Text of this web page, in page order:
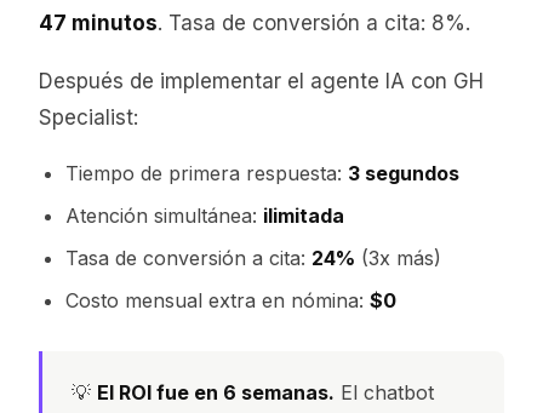
47 minutos. Tasa de conversión a cita: 8%.
Después de implementar el agente IA con GH
Specialist:
Tiempo de primera respuesta: 3 segundos
Atención simultánea: ilimitada
Tasa de conversión a cita: 24% (3x más)
Costo mensual extra en nómina: $0
💡 El ROI fue en 6 semanas. El chatbot